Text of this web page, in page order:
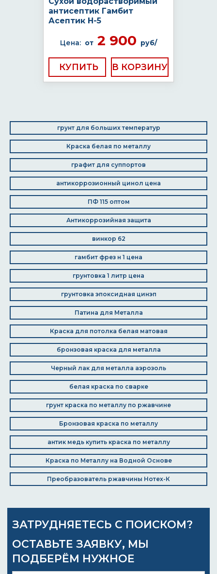
антисептик Гамбит
Асептик H-5
Цена: от 2 900 руб/
КУПИТЬ
грунт для больших температур
Краска белая по металлу
графит для суппортов
антикоррозионный цинол цена
ПФ 115 оптом
Антикоррозийная защита
винкор 62
гамбит фрез н 1 цена
грунтовка 1 литр цена
грунтовка эпоксидная цинэп
Патина для Металла
Краска для потолка белая матовая
бронзовая краска для металла
Черный лак для металла аэрозоль
белая краска по сварке
грунт краска по металлу по ржавчине
Бронзовая краска по металлу
антик медь купить краска по металлу
Краска по Металлу на Водной Основе
Преобразователь ржавчины Нотех-К
ЗАТРУДНЯЕТЕСЬ С ПОИСКОМ?
ОСТАВЬТЕ ЗАЯВКУ, МЫ
ПОДБЕРЁМ НУЖНОЕ